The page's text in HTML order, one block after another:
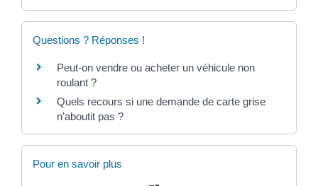
Questions ? Réponses !
Peut-on vendre ou acheter un véhicule non
roulant ?
Quels recours si une demande de carte grise
n'aboutit pas ?
Pour en savoir plus